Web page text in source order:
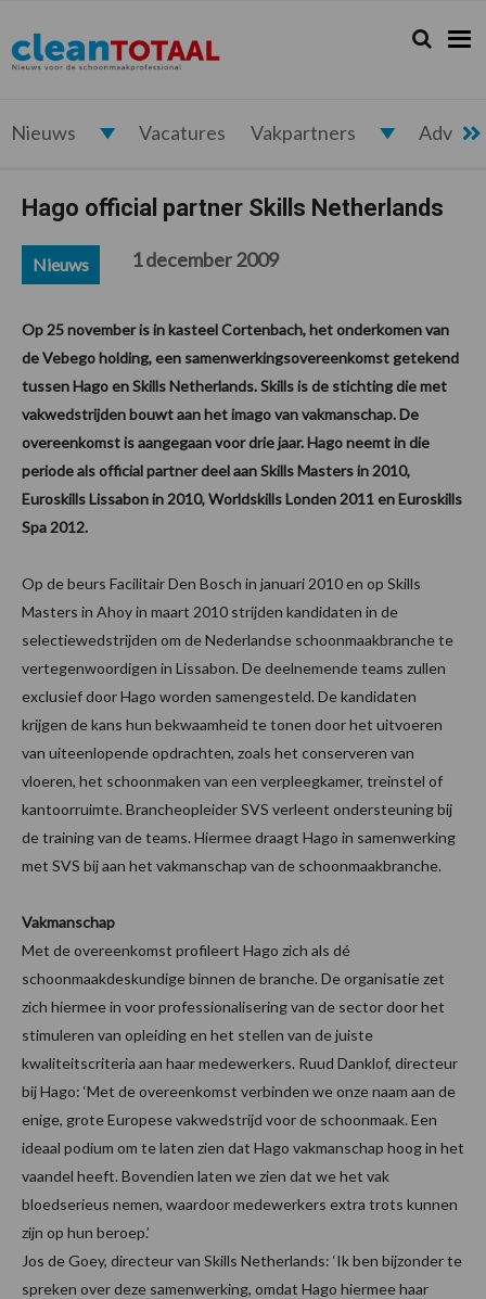
de
hoofdnavigatie
de
hoofd
de
eerste
de
voettekst
Cleantotaal.nl
Het
laatste
voor
schoonmaak
Zoeken...
Zoek
Nieuws Vacatures Vakpartners
Hago official partner Skills Netherlands
Nieuws 1 december 2009
Op 25 november is in kasteel Cortenbach, het onderkomen van
de Vebego holding, een samenwerkingsovereenkomst getekend
tussen Hago en Skills Netherlands. Skills is de stichting die met
vakwedstrijden bouwt aan het imago van vakmanschap. De
overeenkomst is aangegaan voor drie jaar. Hago neemt in die
periode als official partner deel aan Skills Masters in 2010,
Euroskills Lissabon in 2010, Worldskills Londen 2011 en Euroskills
Spa 2012.
Op de beurs Facilitair Den Bosch in januari 2010 en op Skills
Masters in Ahoy in maart 2010 strijden kandidaten in de
selectiewedstrijden om de Nederlandse schoonmaakbranche te
vertegenwoordigen in Lissabon. De deelnemende teams zullen
exclusief door Hago worden samengesteld. De kandidaten
krijgen de kans hun bekwaamheid te tonen door het uitvoeren
van uiteenlopende opdrachten, zoals het conserveren van
vloeren, het schoonmaken van een verpleegkamer, treinstel of
kantoorruimte. Brancheopleider SVS verleent ondersteuning bij
de training van de teams. Hiermee draagt Hago in samenwerking
met SVS bij aan het vakmanschap van de schoonmaakbranche.
Vakmanschap
Met de overeenkomst profileert Hago zich als dé
schoonmaakdeskundige binnen de branche. De organisatie zet
zich hiermee in voor professionalisering van de sector door het
stimuleren van opleiding en het stellen van de juiste
kwaliteitscriteria aan haar medewerkers. Ruud Danklof, directeur
bij Hago: ‘Met de overeenkomst verbinden we onze naam aan de
enige, grote Europese vakwedstrijd voor de schoonmaak. Een
ideaal podium om te laten zien dat Hago vakmanschap hoog in het
vaandel heeft. Bovendien laten we zien dat we het vak
bloedserieus nemen, waardoor medewerkers extra trots kunnen
zijn op hun beroep.’
Jos de Goey, directeur van Skills Netherlands: ‘Ik ben bijzonder te
spreken over deze samenwerking, omdat Hago hiermee haar